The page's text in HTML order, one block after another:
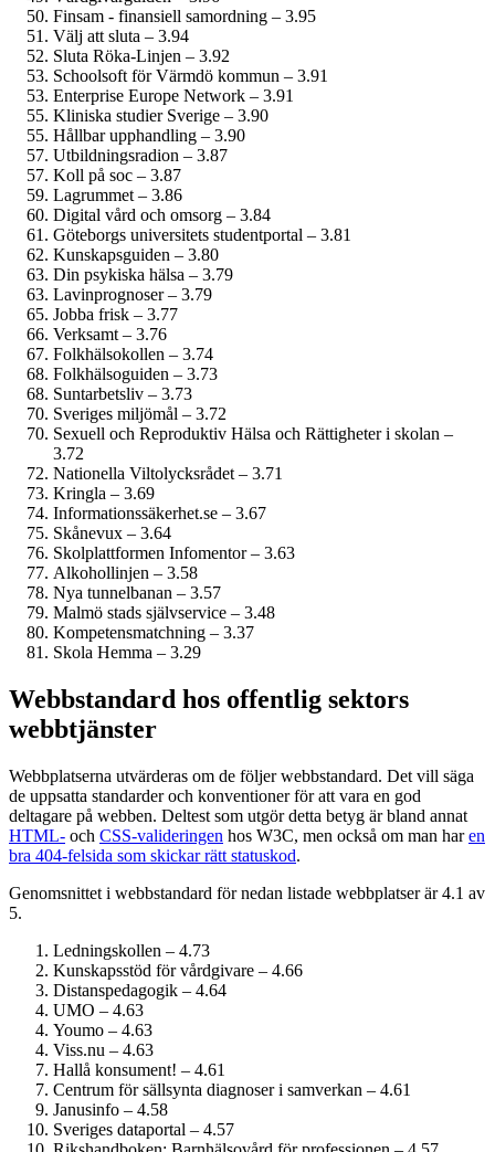
Finsam - finansiell samordning – 3.95
Välj att sluta – 3.94
Sluta Röka-Linjen – 3.92
Schoolsoft för Värmdö kommun – 3.91
Enterprise Europe Network – 3.91
Kliniska studier Sverige – 3.90
Hållbar upphandling – 3.90
Utbildningsradion – 3.87
Koll på soc – 3.87
Lagrummet – 3.86
Digital vård och omsorg – 3.84
Göteborgs universitets studentportal – 3.81
Kunskapsguiden – 3.80
Din psykiska hälsa – 3.79
Lavinprognoser – 3.79
Jobba frisk – 3.77
Verksamt – 3.76
Folkhälsokollen – 3.74
Folkhälsoguiden – 3.73
Suntarbetsliv – 3.73
Sveriges miljömål – 3.72
Sexuell och Reproduktiv Hälsa och Rättigheter i skolan –
3.72
Nationella Viltolycksrådet – 3.71
Kringla – 3.69
Informationssäkerhet.se – 3.67
Skånevux – 3.64
Skolplattformen Infomentor – 3.63
Alkohollinjen – 3.58
Nya tunnelbanan – 3.57
Malmö stads självservice – 3.48
Kompetensmatchning – 3.37
Skola Hemma – 3.29
Webbstandard hos offentlig sektors
webbtjänster
Webbplatserna utvärderas om de följer webbstandard. Det vill säga
de uppsatta standarder och konventioner för att vara en god
deltagare på webben. Deltest som utgör detta betyg är bland annat
HTML- och CSS-valideringen hos W3C, men också om man haren
bra 404-felsida som skickar rätt statuskod.
Genomsnittet i webbstandard för nedan listade webbplatser är 4.1 av
5.
Ledningskollen – 4.73
Kunskapsstöd för vårdgivare – 4.66
Distanspedagogik – 4.64
UMO – 4.63
Youmo – 4.63
Viss.nu – 4.63
Hallå konsument! – 4.61
Centrum för sällsynta diagnoser i samverkan – 4.61
Janusinfo – 4.58
Sveriges dataportal – 4.57